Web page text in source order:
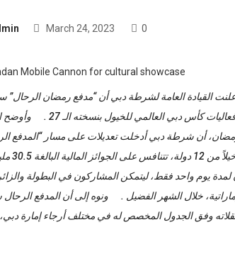
March 24, 2023 0
/ أعلنت القيادة العامة لشرطة دبي أن “مدفع رمضان
مضمار ميدان الذي يستضيف
أن شرطة دبي أدخلت تعديلات على مسار “المدفع
والذي
يوم واحد فقط، ليتمكن المشاركون في البطولة
خلال الشهر الفضيل . ونوه إلى أن المدفع
وفق الجدول المخصص له في مختلف أرجاء إمارة